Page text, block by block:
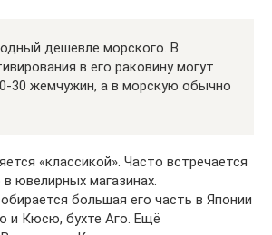
дешевле морского. В
в его раковину могут
30 жемчужин, а в морскую обычно
«классикой». Часто встречается
ювелирных магазинах.
большая его часть в Японии
и Кюсю, бухте Аго. Ещё